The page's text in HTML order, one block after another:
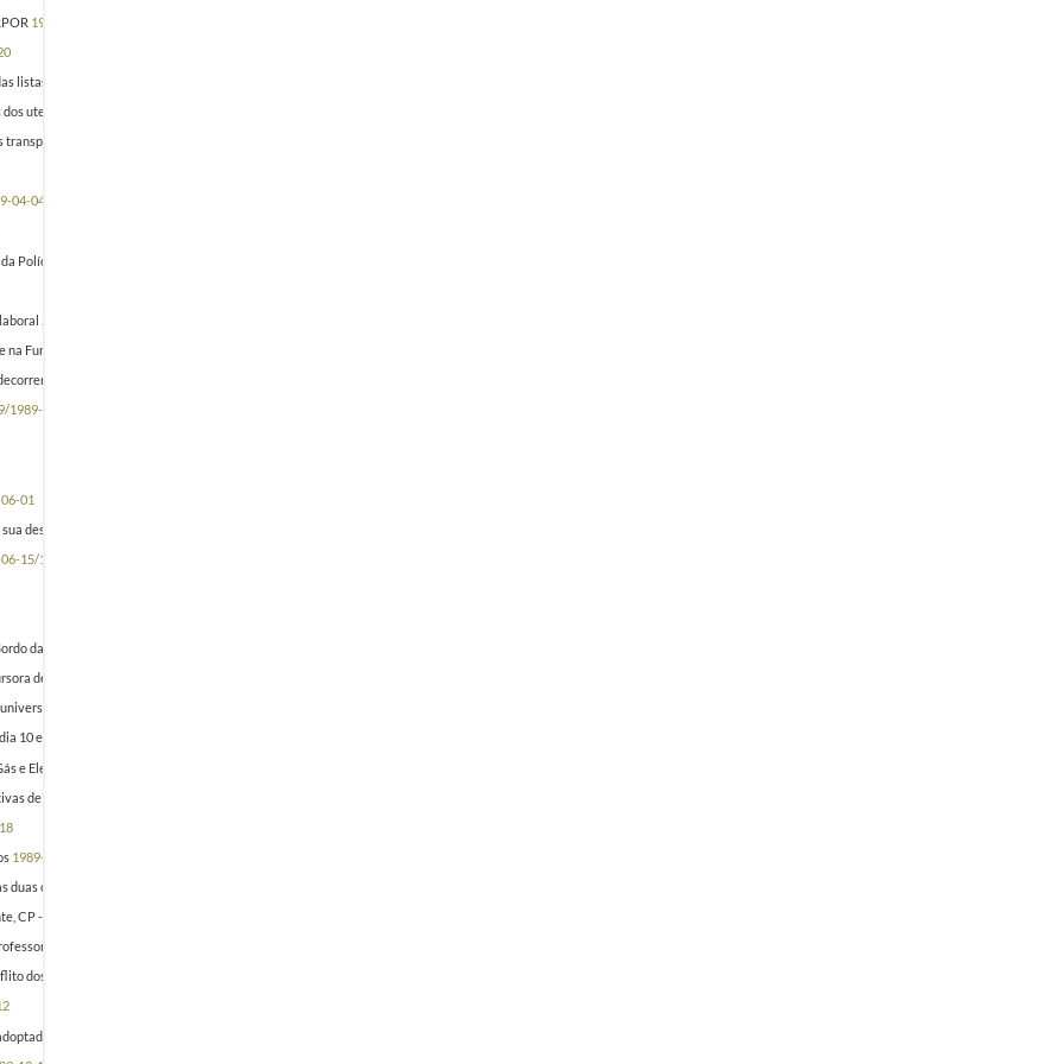
1989-03-17/1989-03-17
listas integra Torres Couto)
utentes
3 - Reacção de espanto por parte dos médicos face às recentes declarações do Primeiro Ministro
04-04/1989-04-04
Polícia Judiciária 2) Greve na EDP
2 - Reunião da Secção de Trabalho do Conselho Permanente de Concertação Social - posição conjunta UGT/CGTP 3 - Greve dos Professores (eventualidade de uma greve conjunta
Função Pública (dia 89.05.31) 3 - Confirmação da greve nas Alfândegas a 26 [de maio de 1989]
da grelha salarial na Função Pública 3 - Situação negocial dos delegados do Ministério Público e Juízes
1989-05-19
01
deslocação à Suécia - Situação do Desemprego
15/1989-06-15
da TAP
de novo tipo de casos - a seguir com particular atenção
3 - Conflitualidade nas empresas de transportes públicos (evolução para previsível grave) - posição conjunta da UGT/CGTP
10 e 11 do corrente mês de Outubro [1989]
e Electricidade no Porto - dia 89.10.03
de luta reivindicativa 2 - Greve dos Professores do Ensino Docente não Universitário - dias 26 e 27 de Outubro [de 1989] 3 - Situação do acesso às Faculdades - ensino docente
1989-10-26/1989-10-26
duas centrais sindicais
CP - dia 4 a 7 de Dezembro [1989]
não universitários - dias 29 e 30 de Novembro
dos professores do ensino docente (oficial) não universitários - dias 29 e 30 de Novembro 3) Conflito com os Médicos